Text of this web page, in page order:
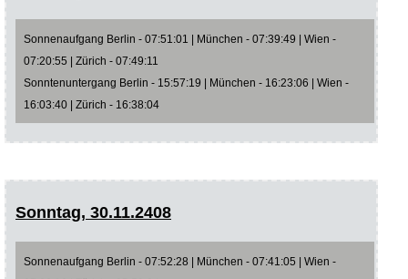
Sonnenaufgang Berlin - 07:51:01 | München - 07:39:49 | Wien -
07:20:55 | Zürich - 07:49:11
Sonntenuntergang Berlin - 15:57:19 | München - 16:23:06 | Wien -
16:03:40 | Zürich - 16:38:04
Sonntag, 30.11.2408
Sonnenaufgang Berlin - 07:52:28 | München - 07:41:05 | Wien -